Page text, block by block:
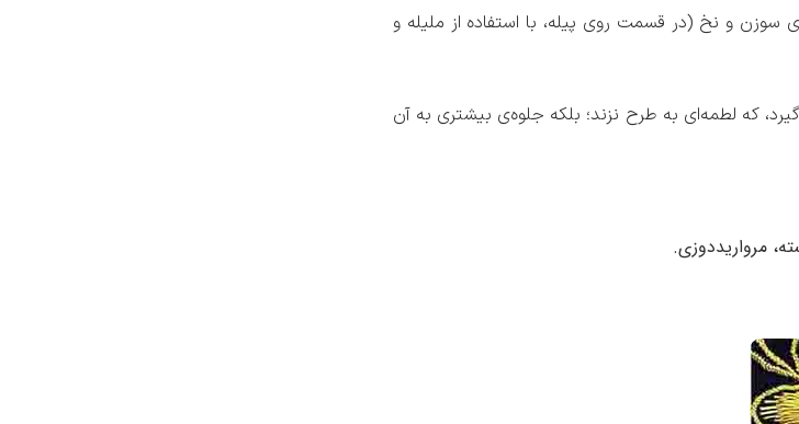
سوزن و نخ (در قسمت روی پیله، با استفاده از ملیله و
که لطمه‌ای به طرح نزند؛ بلکه جلوه‌ی بیشتری به آن
مروارید‌دوزی.